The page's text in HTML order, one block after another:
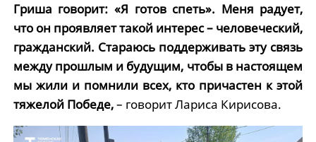
Гриша говорит: «Я готов спеть». Меня радует,
что он проявляет такой интерес – человеческий,
гражданский. Стараюсь поддерживать эту связь
между прошлым и будущим, чтобы в настоящем
мы жили и помнили всех, кто причастен к этой
тяжелой Победе,– говорит Лариса Кирисова.